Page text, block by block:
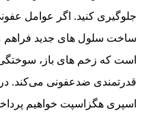
جلوگیری کنید. اگر عوامل
ساخت سلول های جدید
است که زخم های باز،
قدرتمندی ضدعفونی می‌کند. در
اسپری هگزاسپت خواهیم